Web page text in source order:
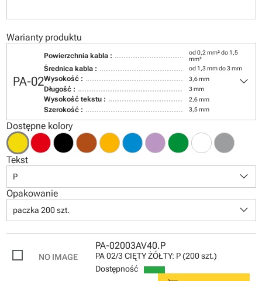
Warianty produktu
PA-02
Powierzchnia kabla :
od 0,2 mm² do 1,5
mm²
Średnica kabla : od 1,3 mm do 3 mm
Wysokość : 3,6 mm
Długość : 3 mm
Wysokość tekstu : 2,6 mm
Szerokość : 3,5 mm
keyboard_arrow_down
Dostępne kolory
Tekst
P keyboard_arrow_down
Opakowanie
paczka 200 szt. keyboard_arrow_down
PA-02003AV40.P
PA 02/3 CIĘTY ŻÓŁTY: P (200 szt.)
Dostępność